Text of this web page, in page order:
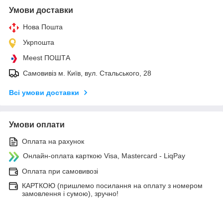
Умови доставки
Нова Пошта
Укрпошта
Meest ПОШТА
Самовивіз м. Київ, вул. Стальського, 28
Всі умови доставки
Умови оплати
Оплата на рахунок
Онлайн-оплата карткою Visa, Mastercard - LiqPay
Оплата при самовивозі
КАРТКОЮ (пришлемо посилання на оплату з номером
замовлення і сумою), зручно!